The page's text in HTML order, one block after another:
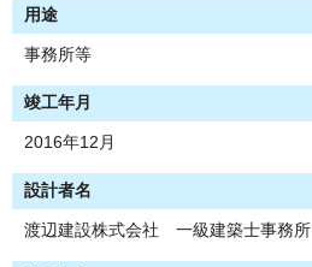
用途
事務所等
竣工年月
2016年12月
設計者名
渡辺建設株式会社 一級建築士事務所